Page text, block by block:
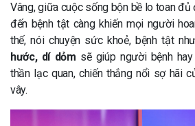
Vâng, giữa cuộc sống bộn bề lo toan đủ
đến bệnh tật càng khiến mọi người
thế, nói chuyện sức khoẻ, bệnh tật
hước, dí dỏm sẽ giúp người bệnh
thần lạc quan, chiến thắng nổi sợ hãi
vây.